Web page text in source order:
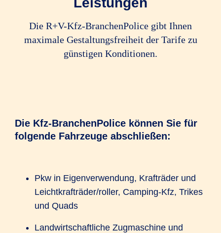
Die R+V-Kfz-BranchenPolice gibt Ihnen
maximale Gestaltungsfreiheit der Tarife zu
günstigen Konditionen.
Die Kfz-BranchenPolice können Sie für
folgende Fahrzeuge abschließen:
Pkw in Eigenverwendung, Krafträder und
Leichtkrafträder/roller, Camping-Kfz, Trikes
und Quads
Landwirtschaftliche Zugmaschine und